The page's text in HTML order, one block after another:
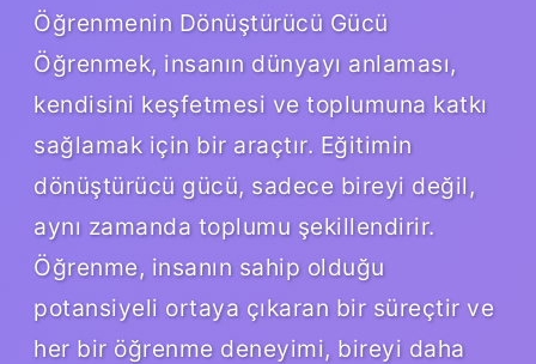
Öğrenmenin Dönüştürücü Gücü
Öğrenmek, insanın dünyayı anlaması,
kendisini keşfetmesi ve toplumuna katkı
sağlamak için bir araçtır. Eğitimin
dönüştürücü gücü, sadece bireyi değil,
aynı zamanda toplumu şekillendirir.
Öğrenme, insanın sahip olduğu
potansiyeli ortaya çıkaran bir süreçtir ve
her bir öğrenme deneyimi, bireyi daha